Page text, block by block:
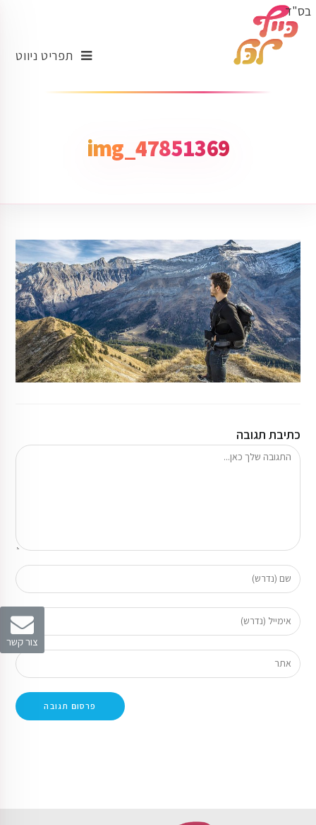
תפריט ניווט
img_47851369
כתיבת תגובה
צור קשר
בס"ד